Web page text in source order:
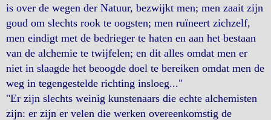
is over de wegen der Natuur, bezwijkt men; men zaait zijn
goud om slechts rook te oogsten; men ruïneert zichzelf,
men eindigt met de bedrieger te haten en aan het bestaan
van de alchemie te twijfelen; en dit alles omdat men er
niet in slaagde het beoogde doel te bereiken omdat men de
weg in tegengestelde richting insloeg..."
"Er zijn slechts weinig kunstenaars die echte alchemisten
zijn: er zijn er velen die werken overeenkomstig de